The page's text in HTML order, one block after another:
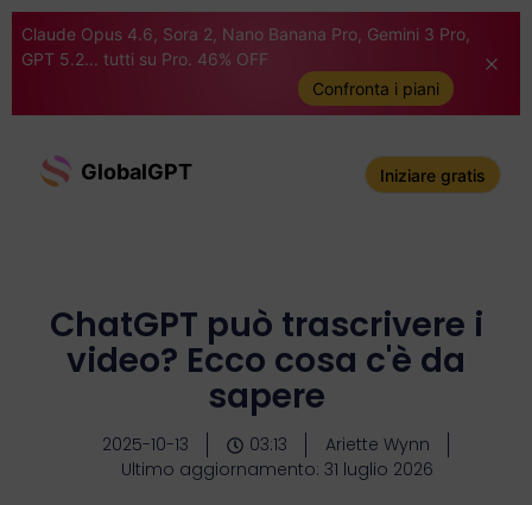
Claude Opus 4.6, Sora 2, Nano Banana Pro, Gemini 3 Pro,
GPT 5.2... tutti su Pro. 46% OFF
Confronta i piani
GlobalGPT Iniziare gratis
ChatGPT può trascrivere i
video? Ecco cosa c'è da
sapere
2025-10-13 03:13
Ariette Wynn
Ultimo aggiornamento: 31 luglio 2026